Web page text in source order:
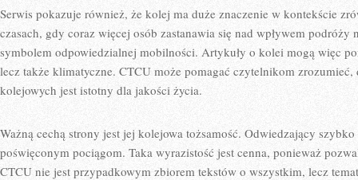
Serwis pokazuje również, że kolej ma duże znaczenie w kontekście
czasach, gdy coraz więcej osób zastanawia się nad wpływem podróży
symbolem odpowiedzialnej mobilności. Artykuły o kolei mogą więc
lecz także klimatyczne. CTCU może pomagać czytelnikom zrozumieć,
kolejowych jest istotny dla jakości życia.
Ważną cechą strony jest jej kolejowa tożsamość. Odwiedzający
poświęconym pociągom. Taka wyrazistość jest cenna, ponieważ
CTCU nie jest przypadkowym zbiorem tekstów o wszystkim, lecz